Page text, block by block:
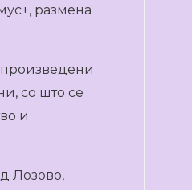
размена
со што се
и
Лозово,